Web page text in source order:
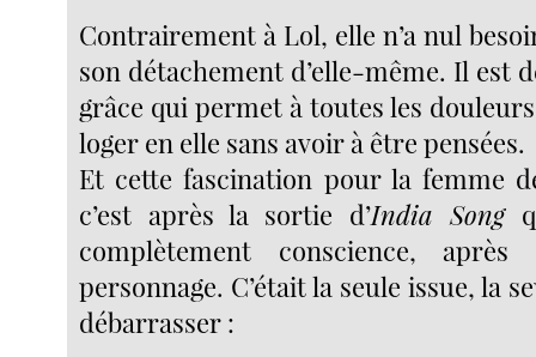
Contrairement à Lol, elle n’a nul
son détachement d’elle-même. Il est
grâce qui permet à toutes les
loger en elle sans avoir à être pensées.
Et cette fascination pour la femme
c’est après la sortie d’India Song
complètement conscience,
personnage. C’était la seule issue, la
débarrasser :